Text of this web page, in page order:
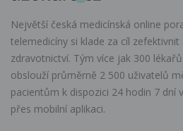
Největší česká medicínská online
telemedicíny si klade za cíl zefektivnit
zdravotnictví. Tým více jak 300
obslouží průměrně 2 500 uživatelů
pacientům k dispozici 24 hodin 7 dní
přes mobilní aplikaci.